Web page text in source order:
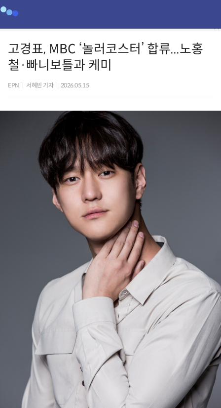
고경표, MBC ‘놀러코스터’ 합류...노홍
철·빠니보틀과 케미
EPN 서혜빈 기자 2026.05.15